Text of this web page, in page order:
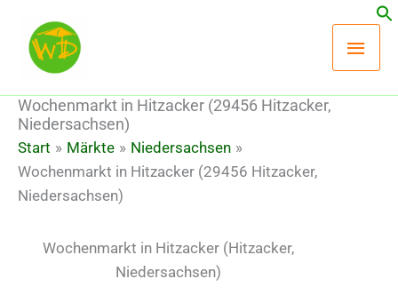
Inhalt
springen
Wochenmarkt in Hitzacker (29456 Hitzacker,
Niedersachsen)
Start Märkte
Niedersachsen
Wochenmarkt in Hitzacker (29456 Hitzacker,
Niedersachsen)
Wochenmarkt in Hitzacker(Hitzacker,
Niedersachsen)